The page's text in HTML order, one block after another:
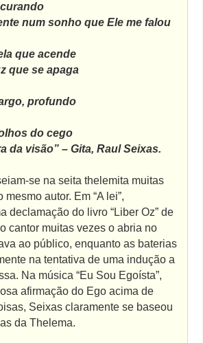
num sonho que Ele me falou
que acende
que se apaga
profundo
do cego
da visão” – Gita, Raul Seixas.
se na seita thelemita muitas
autor. Em “A lei”,
declamação do livro “Liber Oz” de
cantor muitas vezes o abria no
ao público, enquanto as baterias
na tentativa de uma indução a
Na música “Eu Sou Egoísta”,
afirmação do Ego acima de
Seixas claramente se baseou
da Thelema.